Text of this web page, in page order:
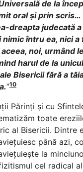
de la
oral și prin scris…
dreapta judecată
întru ea, nici a
noi, urmând
harul de la
Bisericii fără a
”10
Părinți și cu
toate
al Bisericii. Dintre
până azi,
la
cel radical